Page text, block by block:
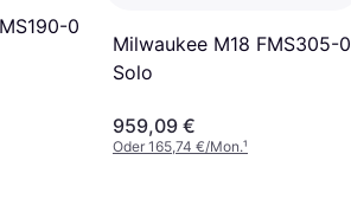
0
Milwaukee M18 FMS305-0
Solo
959,09 €
Oder 165,74 €/Mon.¹